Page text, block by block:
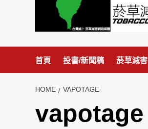
首頁 投書/新聞稿 菸草減害
HOME VAPOTAGE
vapotage